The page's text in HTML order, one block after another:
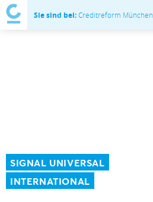
Sie sind bei:Creditreform München
SIGNAL UNIVERSAL
INTERNATIONAL